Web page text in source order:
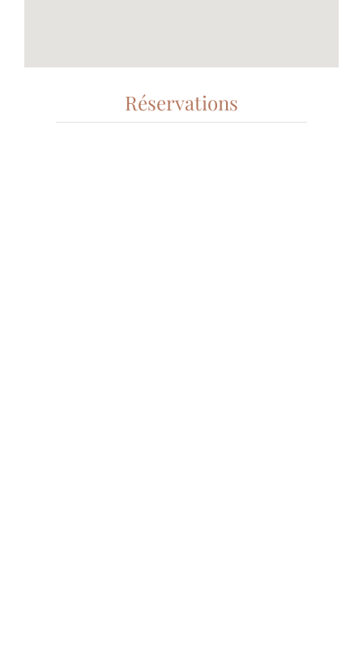
Réservations